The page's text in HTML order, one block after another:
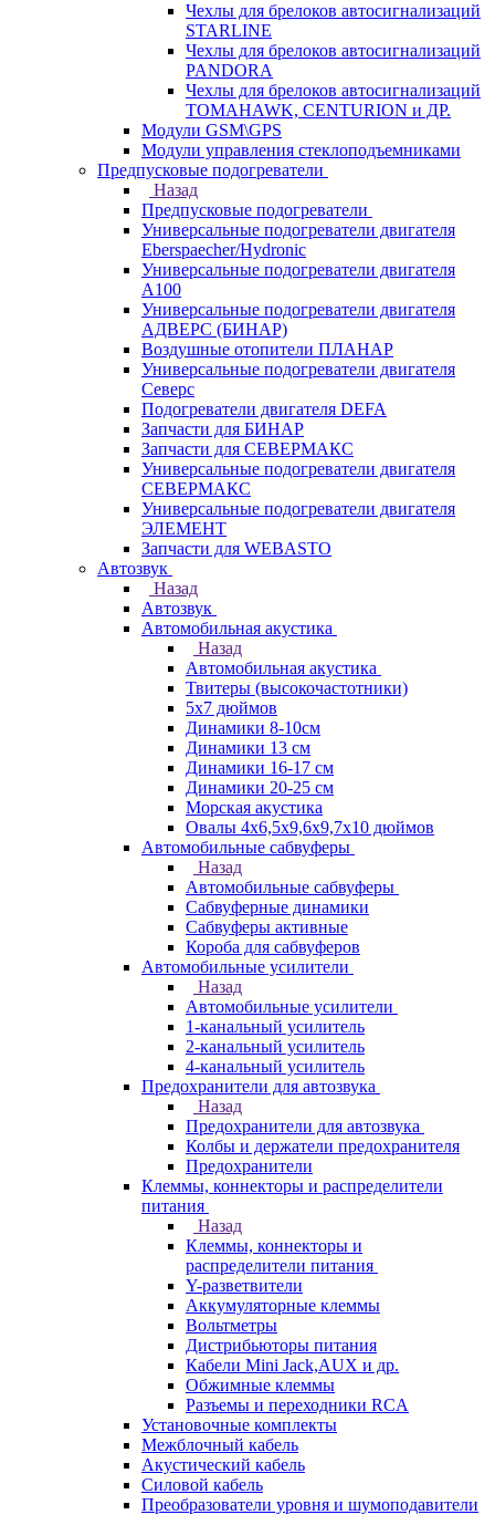
Чехлы для брелоков автосигнализаций
STARLINE
Чехлы для брелоков автосигнализаций
PANDORA
Чехлы для брелоков автосигнализаций
TOMAHAWK, CENTURION и ДР.
Модули GSM\GPS
Модули управления стеклоподъемниками
Предпусковые подогреватели
Назад
Предпусковые подогреватели
Универсальные подогреватели двигателя
Eberspaecher/Hydronic
Универсальные подогреватели двигателя
A100
Универсальные подогреватели двигателя
АДВЕРС (БИНАР)
Воздушные отопители ПЛАНАР
Универсальные подогреватели двигателя
Северс
Подогреватели двигателя DEFA
Запчасти для БИНАР
Запчасти для СЕВЕРМАКС
Универсальные подогреватели двигателя
СЕВЕРМАКС
Универсальные подогреватели двигателя
ЭЛЕМЕНТ
Запчасти для WEBASTO
Автозвук
Назад
Автозвук
Автомобильная акустика
Назад
Автомобильная акустика
Твитеры (высокочастотники)
5x7 дюймов
Динамики 8-10см
Динамики 13 см
Динамики 16-17 см
Динамики 20-25 см
Морская акустика
Овалы 4х6,5х9,6x9,7х10 дюймов
Автомобильные сабвуферы
Назад
Автомобильные сабвуферы
Сабвуферные динамики
Сабвуферы активные
Короба для сабвуферов
Автомобильные усилители
Назад
Автомобильные усилители
1-канальный усилитель
2-канальный усилитель
4-канальный усилитель
Предохранители для автозвука
Назад
Предохранители для автозвука
Колбы и держатели предохранителя
Предохранители
Клеммы, коннекторы и распределители
питания
Назад
Клеммы, коннекторы и
распределители питания
Y-разветвители
Аккумуляторные клеммы
Вольтметры
Дистрибьюторы питания
Кабели Mini Jack,AUX и др.
Обжимные клеммы
Разъемы и переходники RCA
Установочные комплекты
Межблочный кабель
Акустический кабель
Силовой кабель
Преобразователи уровня и шумоподавители